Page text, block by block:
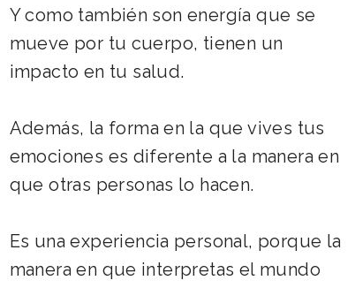
Y como también son energía que se
mueve por tu cuerpo, tienen un
impacto en tu salud.
Además, la forma en la que vives tus
emociones es diferente a la manera en
que otras personas lo hacen.
Es una experiencia personal, porque la
manera en que interpretas el mundo